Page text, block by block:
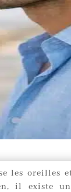
les oreilles
il existe